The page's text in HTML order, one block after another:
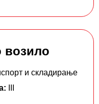
возило
и складирање